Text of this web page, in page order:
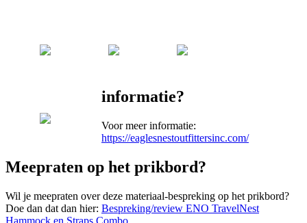
informatie?
Voor meer informatie:
https://eaglesnestoutfittersinc.com/
Meepraten op het prikbord?
Wil je meepraten over deze materiaal-bespreking op het prikbord?
Doe dan dat dan hier: Bespreking/review ENO TravelNest
Hammock en Straps Combo